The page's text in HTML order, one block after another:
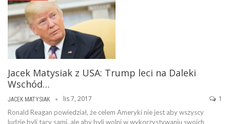
Jacek Matysiak z USA: Trump leci na Daleki
Wschód…
JACEK MATYSIAK lis 7, 2017 1
Ronald Reagan powiedział, że celem Ameryki nie jest aby wszyscy
ludzie byli tacy sami, ale aby byli wolni w wykorzystywaniu swoich